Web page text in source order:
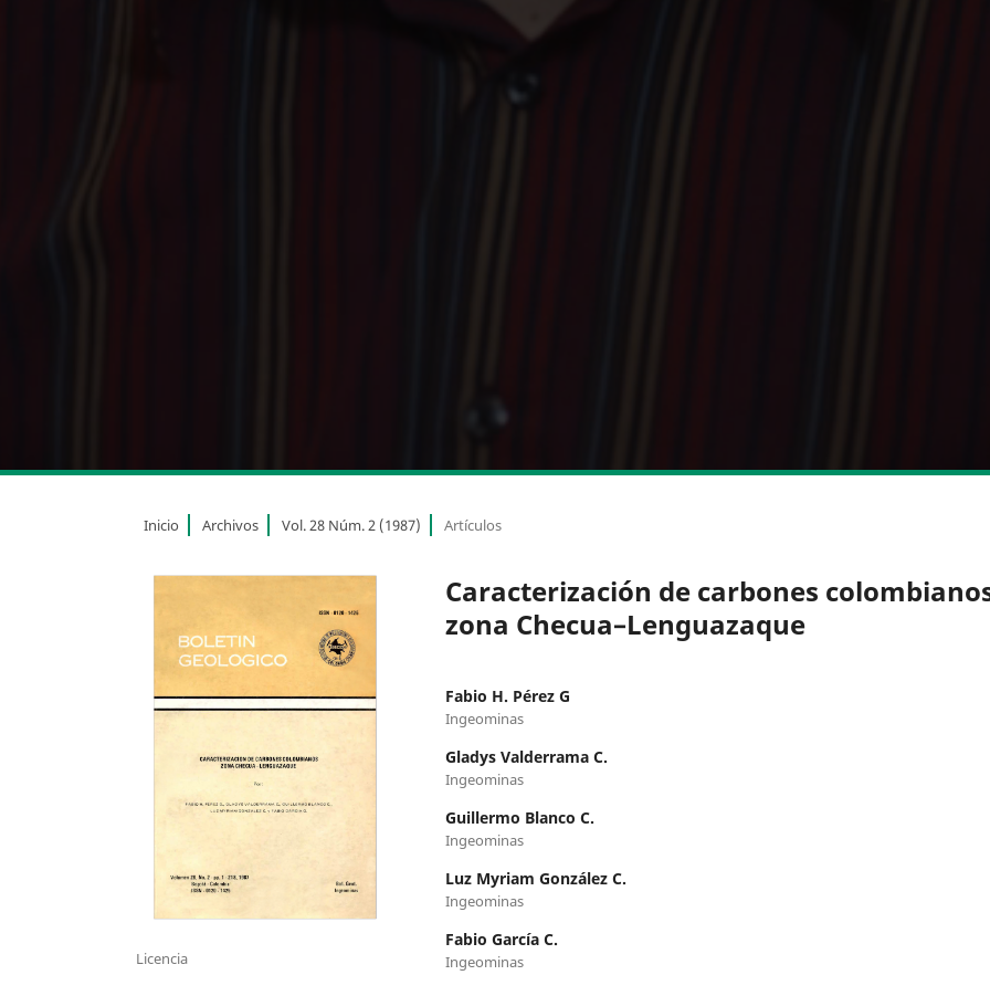
Inicio Archivos Vol. 28 Núm. 2 (1987) Artículos
Caracterización de carbones
zona Checua–Lenguazaque
Fabio H. Pérez G
Ingeominas
Gladys Valderrama C.
Ingeominas
Guillermo Blanco C.
Ingeominas
Luz Myriam González C.
Ingeominas
Fabio García C.
Ingeominas
Licencia